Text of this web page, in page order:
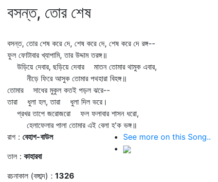
বসন্ত, তোর শেষ
বসন্ত, তোর শেষ করে দে, শেষ করে দে, শেষ করে দে রঙ্গ--
ফুল ফোটাবার খ্যাপামি, তার উদ্দাম তরঙ্গ॥
উড়িয়ে দেবার, ছড়িয়ে দেবার মাতন তোমার থামুক এবার,
নীড়ে ফিরে আসুক তোমার পথহারা বিহঙ্গ॥
তোমার সাধের মুকুল কতই পড়ল ঝরে--
তারা ধুলা হল, তারা ধুলা দিল ভরে।
প্রখর তাপে জরোজরো ফল ফলাবার শাসন ধরো,
হেলাফেলার পালা তোমার এই বেলা হ'ক ভঙ্গ॥
রাগ : বেহাগ-বাউল
তাল : কাহারবা
রচনাকাল (বঙ্গাব্দ) : 1326
See more on this Song..